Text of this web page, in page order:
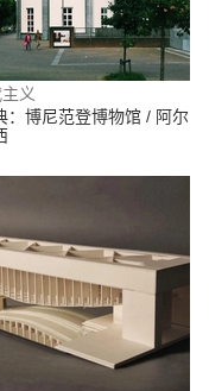
义
：博尼范登博物馆 / 阿尔